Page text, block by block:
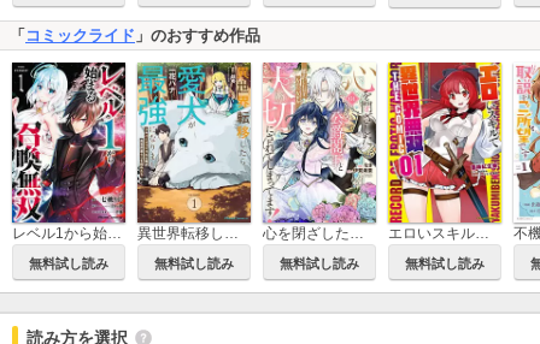
「コミックライド 」のおすすめ作品
レベル1から始まる召喚無双 THE COMIC
無料試し読み
異世界転移したら愛犬が最強になりました～シルバーフェンリルと俺が異世界暮らしを始めたら～ THE COMIC
無料試し読み
心を閉ざした公爵閣下と婚約したはずなのに、なぜか大切にされてしまってます！
無料試し読み
エロいスキルで異世界無双 THE COMIC
無料試し読み
読み方を選択